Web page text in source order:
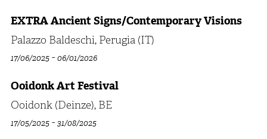
EXTRA Ancient Signs/Contemporary Visions
Palazzo Baldeschi, Perugia (IT)
17/06/2025-06/01/2026
Ooidonk Art Festival
Ooidonk (Deinze), BE
17/05/2025-31/08/2025